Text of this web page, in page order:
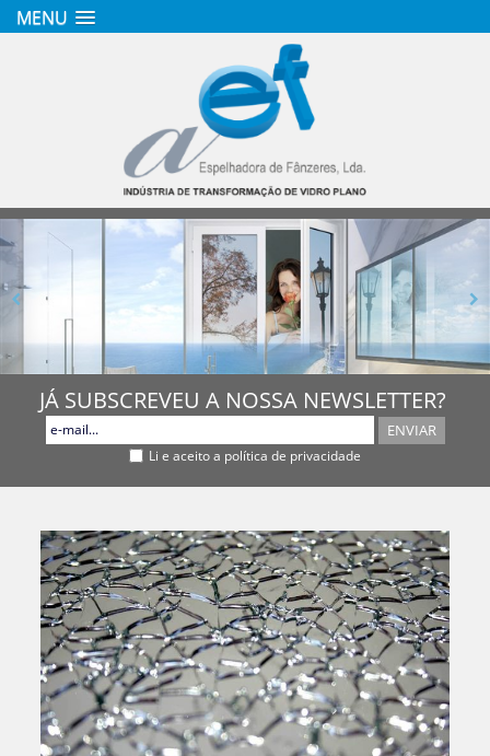
MENU
JÁ SUBSCREVEU A NOSSA NEWSLETTER?
ENVIAR
Li e aceito a política de privacidade